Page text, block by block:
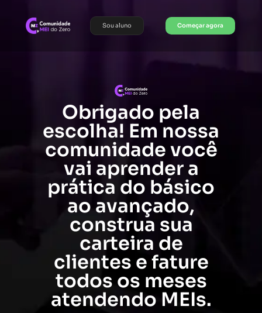
Sou aluno Começar agora
Obrigado pela
escolha! Em nossa
comunidade você
vai aprender a
prática do básico
ao avançado,
construa sua
carteira de
clientes e fature
todos os meses
atendendo MEIs.